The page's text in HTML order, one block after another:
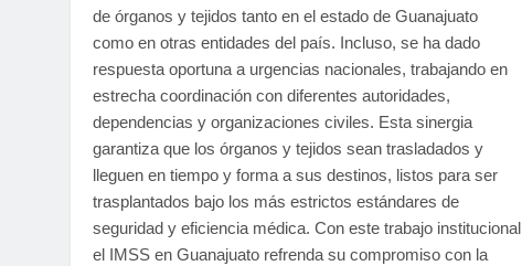
de órganos y tejidos tanto en el estado de Guanajuato
como en otras entidades del país. Incluso, se ha dado
respuesta oportuna a urgencias nacionales, trabajando en
estrecha coordinación con diferentes autoridades,
dependencias y organizaciones civiles. Esta sinergia
garantiza que los órganos y tejidos sean trasladados y
lleguen en tiempo y forma a sus destinos, listos para ser
trasplantados bajo los más estrictos estándares de
seguridad y eficiencia médica. Con este trabajo institucional
el IMSS en Guanajuato refrenda su compromiso con la